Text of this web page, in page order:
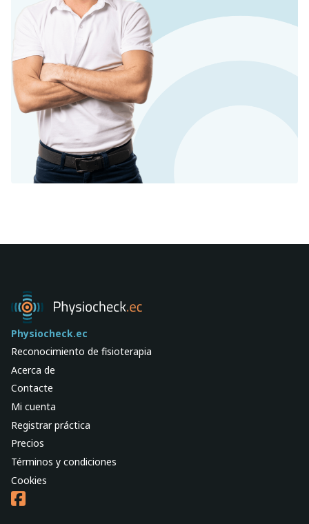
Physiocheck.ec
Reconocimiento de fisioterapia
Acerca de
Contacte
Mi cuenta
Registrar práctica
Precios
Términos y condiciones
Cookies